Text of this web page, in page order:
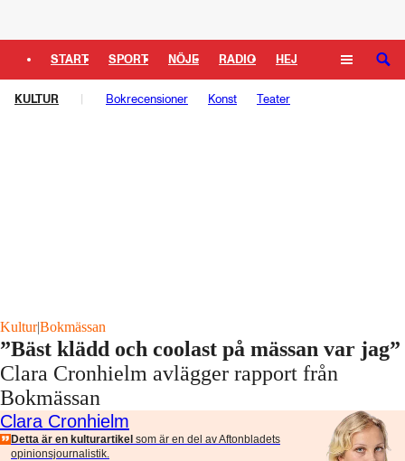
START SPORT NÖJE RADIO HEJ
PLUS TIPSA TV KULTUR LEDARE
SÖK
KULTUR Bokrecensioner Konst Teater
Kultur|Bokmässan
”Bäst klädd och coolast på mässan var jag”
Clara Cronhielm avlägger rapport från
Bokmässan
Clara Cronhielm
Detta är en kulturartikel som är en del av Aftonbladets
opinionsjournalistik.